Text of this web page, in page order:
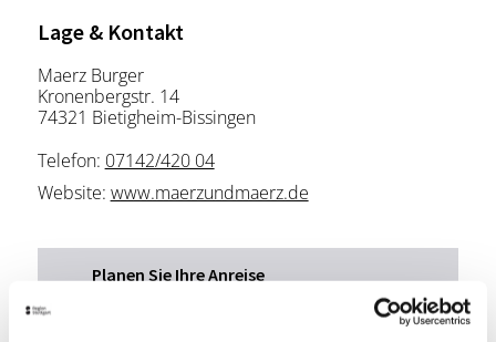
Lage & Kontakt
Maerz Burger
Kronenbergstr. 14
74321 Bietigheim-Bissingen
Telefon: 07142/420 04
Website: www.maerzundmaerz.de
Planen Sie Ihre Anreise
Verkehrs- und Tarifverbund Stuttgart GmbH